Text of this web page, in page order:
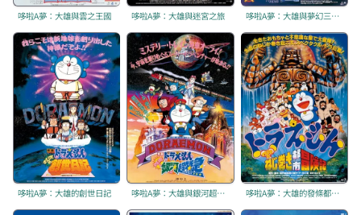
哆啦A夢：大雄與雲之王國 哆啦A夢：大雄與迷宮之旅 哆啦A夢：大雄與夢幻三劍士
哆啦A夢：大雄的創世日記 哆啦A夢：大雄與銀河超特急 哆啦A夢：大雄的發條都市冒險記